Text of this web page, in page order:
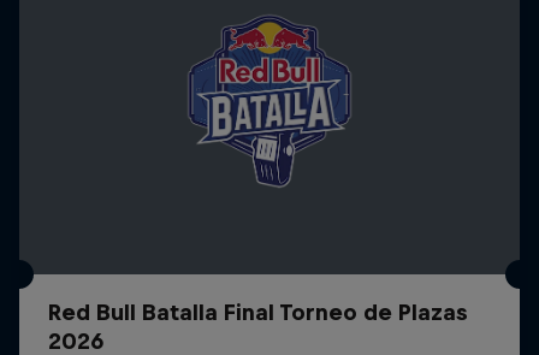
Red Bull Batalla Final Torneo de Plazas
2026